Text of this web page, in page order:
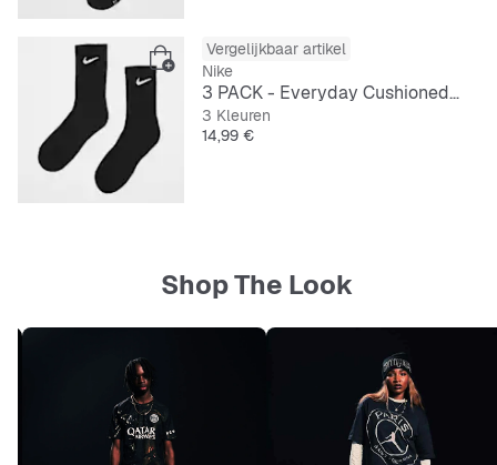
Vergelijkbaar artikel
Nike
3 PACK - Everyday Cushioned Training Crew Socks
3 Kleuren
Prijs
14,99 €
Shop The Look